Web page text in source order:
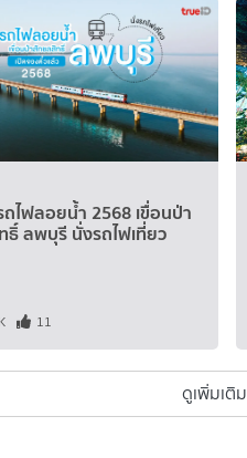
ไฟลอยน้ำ 2568 เขื่อนป่า
ลพบุรี นั่งรถไฟเที่ยว
11
ดูเพิ่มเติม